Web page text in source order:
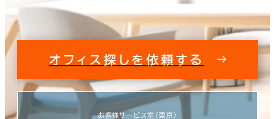
オフィス探しを依頼する
お客様サービス室（東京）